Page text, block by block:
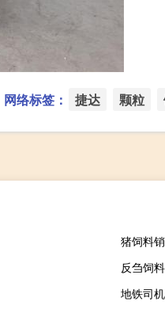
网络标签： 捷达 颗粒
猪饲料
反刍饲
地铁司